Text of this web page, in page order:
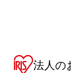
法人の